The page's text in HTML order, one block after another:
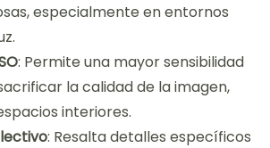
especialmente en entornos
: Permite una mayor sensibilidad
la calidad de la imagen,
interiores.
: Resalta detalles específicos